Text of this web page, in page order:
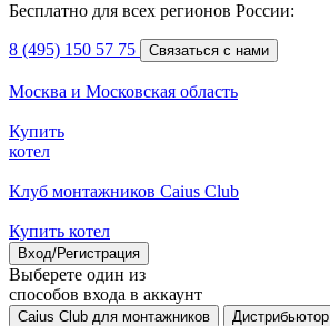
Бесплатно для всех регионов России:
8 (495) 150 57 75 Связаться с нами
Москва и Московская область
Купить
котел
Клуб монтажников Caius Club
Купить котел
Вход/Регистрация
Выберете один из
способов входа в аккаунт
Caius Club для монтажников Дистрибьютор